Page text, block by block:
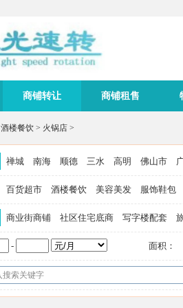
商铺转让 商铺租售
酒楼餐饮> 火锅店>
禅城 南海 顺德 三水 高明 佛山市
百货超市 酒楼餐饮 美容美发 服饰鞋包
商业街商铺 社区住宅底商 写字楼配套
- 面积：